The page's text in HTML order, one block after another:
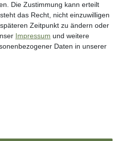
Preisen pro Variante
Die Zustimmung kann erteilt
das Recht, nicht einzuwilligen
Zeitpunkt zu ändern oder
Impressum und weitere
Daten in unserer